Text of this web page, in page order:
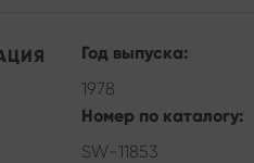
Год выпуска:
1978
Номер по каталогу:
SW-11853